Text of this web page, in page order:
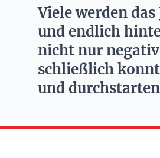
Viele werden
und endlich
nicht nur
schließlich
und